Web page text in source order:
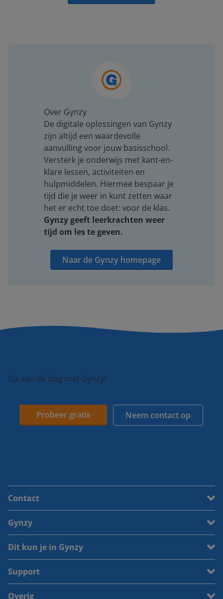
Over Gynzy
De digitale oplossingen van Gynzy
zijn altijd een waardevolle
aanvulling voor jouw basisschool.
Versterk je onderwijs met kant-en-
klare lessen, activiteiten en
hulpmiddelen. Hiermee bespaar je
tijd die je weer in kunt zetten waar
het er echt toe doet: voor de klas.
Gynzy geeft leerkrachten weer
tijd om les te geven.
Naar de Gynzy homepage
Ga aan de slag met Gynzy!
Probeer gratis Neem contact op
Contact
Gynzy
Dit kun je in Gynzy
Support
Overig